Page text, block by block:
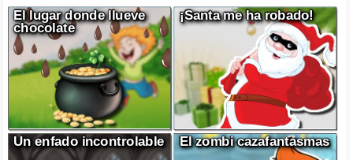
El lugar donde llueve
chocolate
¡Santa me ha robado!
Un enfado incontrolable El zombi cazafantasmas